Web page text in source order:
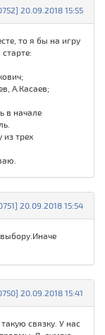
20.09.2018 15:55
то я бы на игру
А.Касаев;
в начале
из трех
20.09.2018 15:54
20.09.2018 15:41
связку. У нас